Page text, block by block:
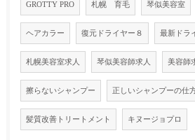
GROTTY PRO 札幌 育毛 琴似美容室
ヘアカラー 復元ドライヤー８ 最新ドラ
札幌美容室求人 琴似美容師求人 美容師
擦らないシャンプー 正しいシャンプーの仕
髪質改善トリートメント キヌージョプロ